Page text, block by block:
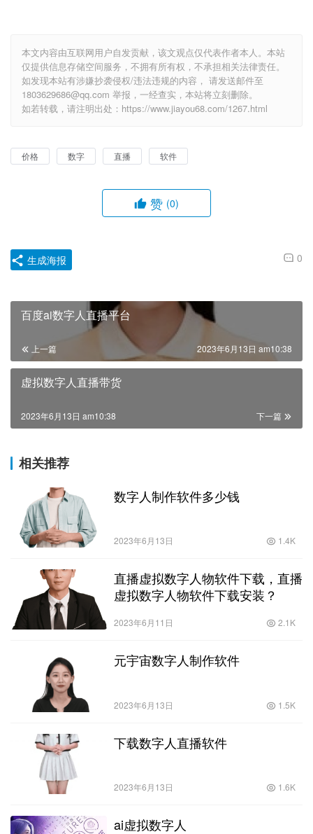
本文内容由互联网用户自发贡献，该文观点仅代表作者本人。本站
仅提供信息存储空间服务，不拥有所有权，不承担相关法律责任。
如发现本站有涉嫌抄袭侵权/违法违规的内容， 请发送邮件至
1803629686@qq.com 举报，一经查实，本站将立刻删除。
如若转载，请注明出处：https://www.jiayou68.com/1267.html
价格 数字 直播 软件
赞 (0)
0
生成海报
百度ai数字人直播平台
上一篇 2023年6月13日 am10:38
虚拟数字人直播带货
下一篇
2023年6月13日 am10:38
相关推荐
数字人制作软件多少钱
2023年6月13日 1.4K
直播虚拟数字人物软件下载，直播
虚拟数字人物软件下载安装？
2023年6月11日 2.1K
元宇宙数字人制作软件
2023年6月13日 1.5K
下载数字人直播软件
2023年6月13日 1.6K
ai虚拟数字人